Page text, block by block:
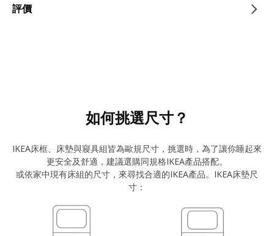
評價
如何挑選尺寸？
IKEA床框、床墊與寢具組皆為歐規尺寸，挑選時，為了讓你睡起來
更安全及舒適，建議選購同規格IKEA產品搭配。
或依家中現有床組的尺寸，來尋找合適的IKEA產品。IKEA床墊尺
寸：